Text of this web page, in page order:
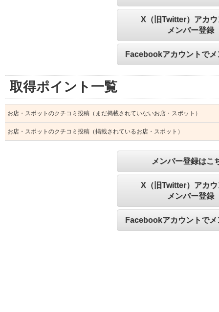
X（旧Twitter）アカウ
メンバー登録
Facebookアカウントでメ
取得ポイント一覧
お店・スポットのクチコミ投稿（まだ掲載されていないお店・スポット）
お店・スポットのクチコミ投稿（掲載されているお店・スポット）
メンバー登録はこ
X（旧Twitter）アカウ
メンバー登録
Facebookアカウントでメ